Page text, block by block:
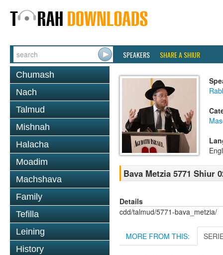
SPEAKERS SHARE A SHIUR
Chumash
Nach
Talmud
Mishnah
Halacha
Moadim
Machshava
Family
Tefilla
Leining
History
Bava Metzia 5771 Shiur
Details
cdd/talmud/5771-bava_metzia/
MORE FROM THIS: